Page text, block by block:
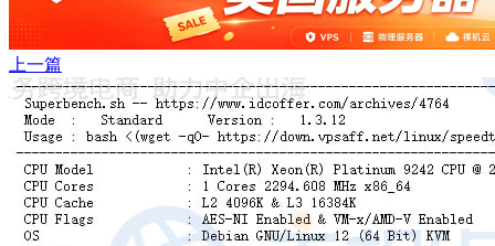
上一篇